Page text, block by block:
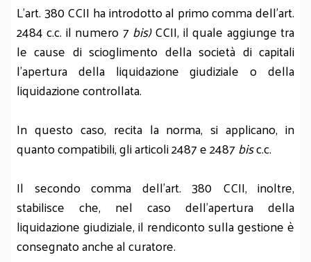
L’art. 380 CCII ha introdotto al primo comma dell’art.
2484 c.c. il numero 7bis)CCII, il quale aggiunge tra
le cause di scioglimento della società di capitali
l’apertura della liquidazione giudiziale o della
liquidazione controllata.
In questo caso, recita la norma, si applicano, in
quanto compatibili, gli articoli 2487 e 2487bisc.c.
Il secondo comma dell’art. 380 CCII, inoltre,
stabilisce che, nel caso dell’apertura della
liquidazione giudiziale, il rendiconto sulla gestione è
consegnato anche al curatore.